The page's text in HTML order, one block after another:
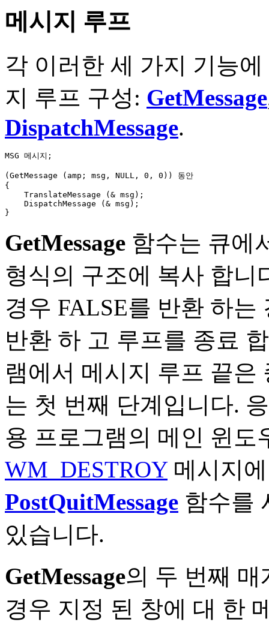
메시지 루프
각 이러한 세 가지 기능
지 루프 구성: GetMessage
DispatchMessage.
MSG 메시지;
(GetMessage (amp; msg, NULL, 0, 0)) 동안
{
    TranslateMessage (& msg);
    DispatchMessage (& msg);
GetMessage 함수는 큐에
형식의 구조에 복사 합니
경우 FALSE를 반환 하
반환 하 고 루프를 종료
램에서 메시지 루프 끝은
는 첫 번째 단계입니다.
용 프로그램의 메인 윈도
WM_DESTROY메시지
PostQuitMessage 함수를
있습니다.
GetMessage의 두 번째
경우 지정 된 창에 대 한